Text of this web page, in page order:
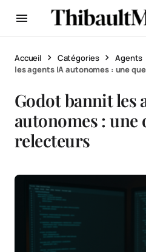
Accueil Catégories Agents
les agents IA autonomes : une
Godot bannit les
autonomes : une
relecteurs